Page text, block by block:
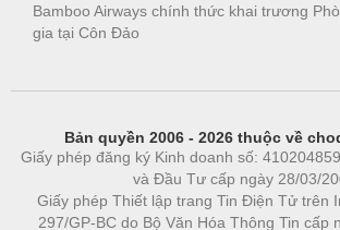
Bamboo Airways chính thức khai trương
gia tại Côn Đảo
Bản quyền 2006 - 2026 thuộc về
Giấy phép đăng ký Kinh doanh số:
và Đầu Tư cấp ngày 28/03/
Giấy phép Thiết lập trang Tin Điện Tử trên
297/GP-BC do Bộ Văn Hóa Thông Tin cấp